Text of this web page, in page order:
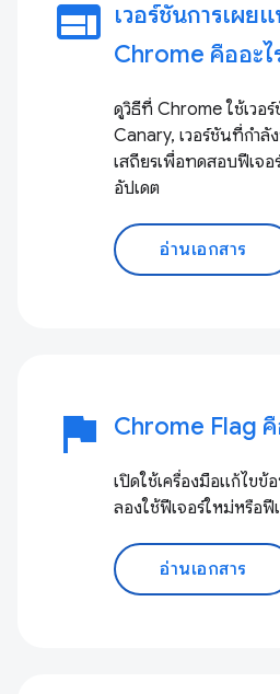
web เวอร์ชันการเผย
Chrome คืออะไ
ดูวิธีที่ Chrome ใช้เวอ
Canary, เวอร์ชันที่กำลั
เสถียรเพื่อทดสอบฟีเจอ
อัปเดต
อ่านเอกสาร
flag Chrome Flag คื
เปิดใช้เครื่องมือแก้ไขข้
ลองใช้ฟีเจอร์ใหม่หรือฟี
อ่านเอกสาร